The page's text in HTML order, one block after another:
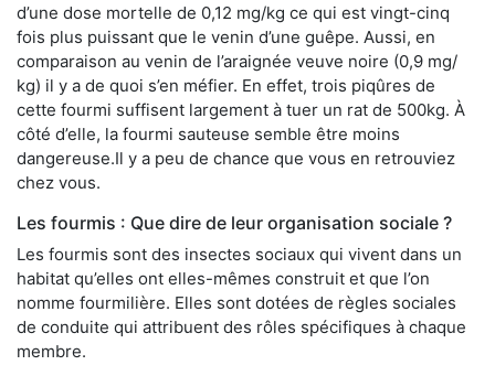
d’une dose mortelle de 0,12 mg/kg ce qui est vingt-cinq
fois plus puissant que le venin d’une guêpe. Aussi, en
comparaison au venin de l’araignée veuve noire (0,9 mg/
kg) il y a de quoi s’en méfier. En effet, trois piqûres de
cette fourmi suffisent largement à tuer un rat de 500kg. À
côté d’elle, la fourmi sauteuse semble être moins
dangereuse.Il y a peu de chance que vous en retrouviez
chez vous.
Les fourmis : Que dire de leur organisation sociale ?
Les fourmis sont des insectes sociaux qui vivent dans un
habitat qu’elles ont elles-mêmes construit et que l’on
nomme fourmilière. Elles sont dotées de règles sociales
de conduite qui attribuent des rôles spécifiques à chaque
membre.